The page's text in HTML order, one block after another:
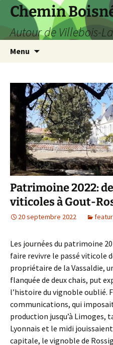
Aller
contenu
Chemin
Autour de Villebois-
Menu
Patrimoine 2022:
viticoles à Gout-
20 septembre 2022
Les journées du patrimoine
faire revivre le passé viticole
propriétaire de la Vassaldie,
flanquée de deux chais, put
l’histoire du vignoble oublié.
communications, qui
production jusqu’à Limoges,
Lyonnais et le midi
capitale, le vignoble de